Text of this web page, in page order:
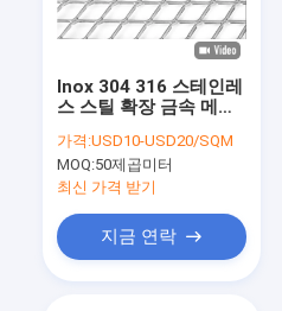
Inox 304 316 스테인레
스 스틸 확장 금속 메쉬
가격:USD10-USD20/SQM
MOQ:50제곱미터
최신 가격 받기
지금 연락